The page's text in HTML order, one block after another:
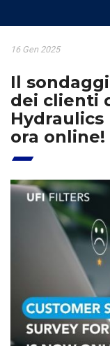
16 Gen 2025
Il
dei clienti
Hydraulics
ora online!